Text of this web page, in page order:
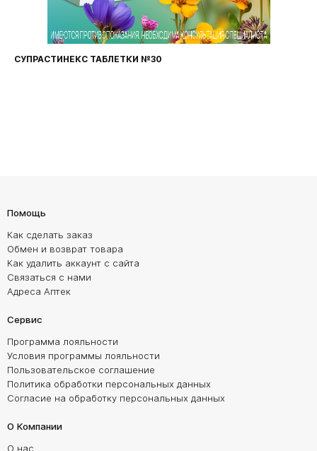
СУПРАСТИНЕКС ТАБЛЕТКИ №30
Помощь
Как сделать заказ
Обмен и возврат товара
Как удалить аккаунт с сайта
Связаться с нами
Адреса Аптек
Сервис
Программа лояльности
Условия программы лояльности
Пользовательское соглашение
Политика обработки персональных данных
Согласие на обработку персональных данных
О Компании
О нас